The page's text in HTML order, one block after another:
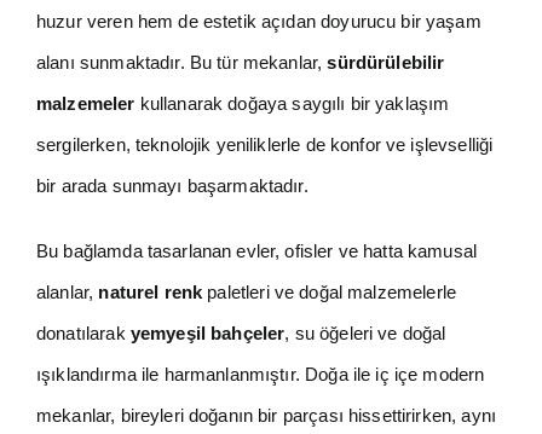
huzur veren hem de estetik açıdan doyurucu bir yaşam
alanı sunmaktadır. Bu tür mekanlar,sürdürülebilir
malzemeler kullanarak doğaya saygılı bir yaklaşım
sergilerken, teknolojik yeniliklerle de konfor ve işlevselliği
bir arada sunmayı başarmaktadır.
Bu bağlamda tasarlanan evler, ofisler ve hatta kamusal
alanlar, naturel renk paletleri ve doğal malzemelerle
donatılarak yemyeşil bahçeler, su öğeleri ve doğal
ışıklandırma ile harmanlanmıştır. Doğa ile iç içe modern
mekanlar, bireyleri doğanın bir parçası hissettirirken, aynı